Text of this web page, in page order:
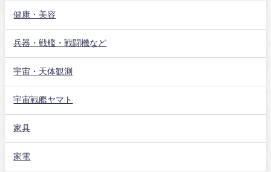
健康・美容
兵器・戦艦・戦闘機など
宇宙・天体観測
宇宙戦艦ヤマト
家具
家電